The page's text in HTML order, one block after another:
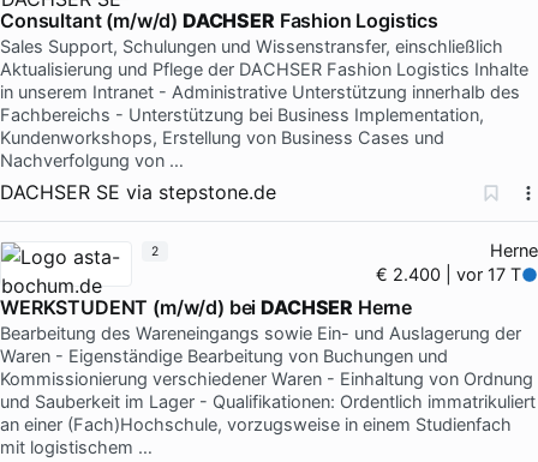
Consultant (m/w/d) DACHSER Fashion Logistics
Sales Support, Schulungen und Wissenstransfer, einschließlich
Aktualisierung und Pflege der DACHSER Fashion Logistics Inhalte
in unserem Intranet - Administrative Unterstützung innerhalb des
Fachbereichs - Unterstützung bei Business Implementation,
Kundenworkshops, Erstellung von Business Cases und
Nachverfolgung von …
DACHSER SE via stepstone.de
Herne
€ 2.400 | vor 17 T
WERKSTUDENT (m/w/d) beiDACHSER Herne
Bearbeitung des Wareneingangs sowie Ein- und Auslagerung der
Waren - Eigenständige Bearbeitung von Buchungen und
Kommissionierung verschiedener Waren - Einhaltung von Ordnung
und Sauberkeit im Lager - Qualifikationen: Ordentlich immatrikuliert
an einer (Fach)Hochschule, vorzugsweise in einem Studienfach
mit logistischem …
2